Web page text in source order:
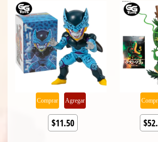
Comprar Agregar
$11.50